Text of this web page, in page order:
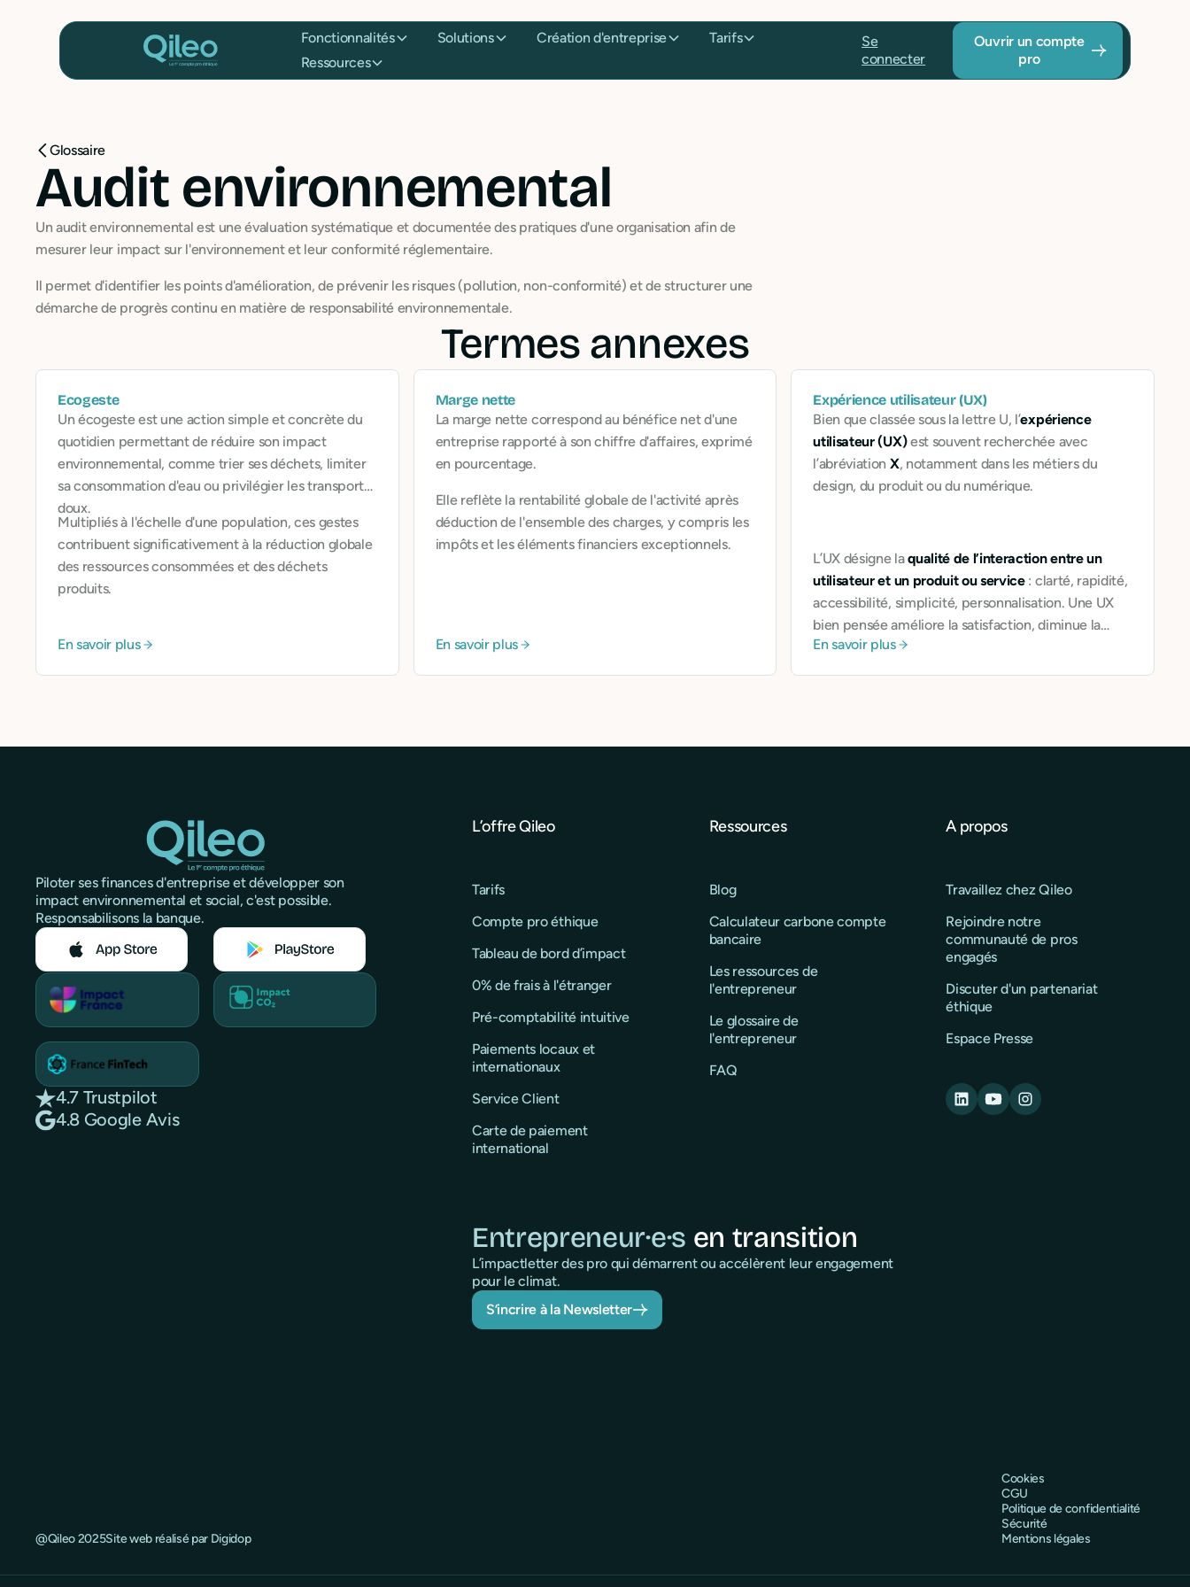
Fonctionnalités Solutions Création d'entreprise
Tarifs
Ressources
Se
connecter
Ouvrir un compte
pro
Glossaire
Audit environnemental
Un audit environnemental est une évaluation systématique et documentée des pratiques d'une organisation afin de
mesurer leur impact sur l'environnement et leur conformité réglementaire.
Il permet d'identifier les points d'amélioration, de prévenir les risques (pollution, non-conformité) et de structurer une
démarche de progrès continu en matière de responsabilité environnementale.
Termes annexes
Ecogeste
Un écogeste est une action simple et concrète du
quotidien permettant de réduire son impact
environnemental, comme trier ses déchets, limiter
sa consommation d'eau ou privilégier les transports
doux.
Multipliés à l'échelle d'une population, ces gestes
contribuent significativement à la réduction globale
des ressources consommées et des déchets
produits.
En savoir plus
Marge nette
La marge nette correspond au bénéfice net d'une
entreprise rapporté à son chiffre d'affaires, exprimé
en pourcentage.
Elle reflète la rentabilité globale de l'activité après
déduction de l'ensemble des charges, y compris les
impôts et les éléments financiers exceptionnels.
En savoir plus
Expérience utilisateur (UX)
Bien que classée sous la lettre U, l’expérience
utilisateur (UX)est souvent recherchée avec
l’abréviation X, notamment dans les métiers du
design, du produit ou du numérique.
L’UX désigne laqualité de l’interaction entre un
utilisateur et un produit ou service: clarté, rapidité,
accessibilité, simplicité, personnalisation. Une UX
bien pensée améliore la satisfaction, diminue la
frustration, et facilite la fidélisation.
En savoir plus
Piloter ses finances d'entreprise et développer son
impact environnemental et social, c'est possible.
Responsabilisons la banque.
4.7 Trustpilot
4.8 Google Avis
L’offre Qileo
Tarifs
Compte pro éthique
Tableau de bord d’impact
0% de frais à l'étranger
Pré-comptabilité intuitive
Paiements locaux et
internationaux
Service Client
Carte de paiement
international
Ressources
Blog
Calculateur carbone compte
bancaire
Les ressources de
l'entrepreneur
Le glossaire de
l'entrepreneur
FAQ
A propos
Travaillez chez Qileo
Rejoindre notre
communauté de pros
engagés
Discuter d'un partenariat
éthique
Espace Presse
Entrepreneur·e·s en transition
L’impactletter des pro qui démarrent ou accélèrent leur engagement
pour le climat.
S’incrire à la Newsletter
@Qileo 2025Site web réalisé par Digidop
Cookies
CGU
Politique de confidentialité
Sécurité
Mentions légales